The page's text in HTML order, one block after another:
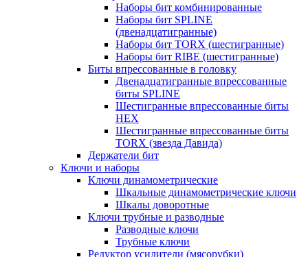
Наборы бит комбинированные
Наборы бит SPLINE
(двенадцатигранные)
Наборы бит TORX (шестигранные)
Наборы бит RIBE (шестигранные)
Биты впрессованные в головку
Двенадцатигранные впрессованные
биты SPLINE
Шестигранные впрессованные биты
HEX
Шестигранные впрессованные биты
TORX (звезда Давида)
Держатели бит
Ключи и наборы
Ключи динамометрические
Шкальные динамометрические ключи
Шкалы доворотные
Ключи трубные и разводные
Разводные ключи
Трубные ключи
Редуктор усилители (мясорубки)